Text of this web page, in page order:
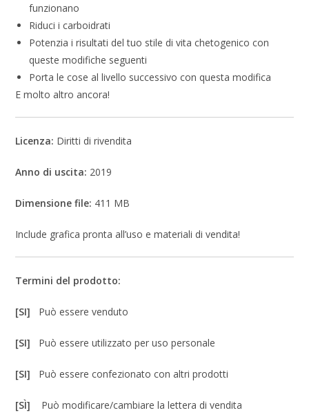
funzionano
Riduci i carboidrati
Potenzia i risultati del tuo stile di vita chetogenico con
queste modifiche seguenti
Porta le cose al livello successivo con questa modifica
E molto altro ancora!
Licenza: Diritti di rivendita
Anno di uscita: 2019
Dimensione file: 411 MB
Include grafica pronta all’uso e materiali di vendita!
Termini del prodotto:
[SI] Può essere venduto
[SI] Può essere utilizzato per uso personale
[SI] Può essere confezionato con altri prodotti
[SÌ] Può modificare/cambiare la lettera di vendita